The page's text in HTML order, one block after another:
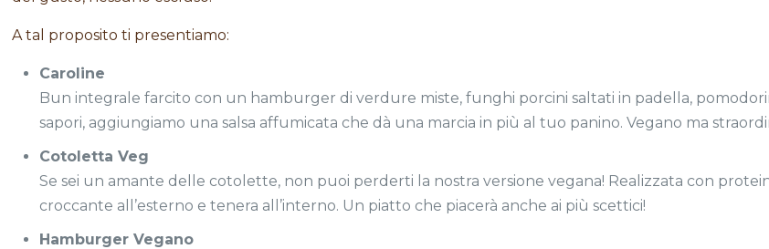
A tal proposito ti presentiamo:
Caroline
Bun integrale farcito con un hamburger di verdure miste, funghi porcini saltati in padella,
sapori, aggiungiamo una salsa affumicata che dà una marcia in più al tuo panino. Vegano ma
Cotoletta Veg
Se sei un amante delle cotolette, non puoi perderti la nostra versione vegana! Realizzata con
croccante all’esterno e tenera all’interno. Un piatto che piacerà anche ai più scettici!
Hamburger Vegano